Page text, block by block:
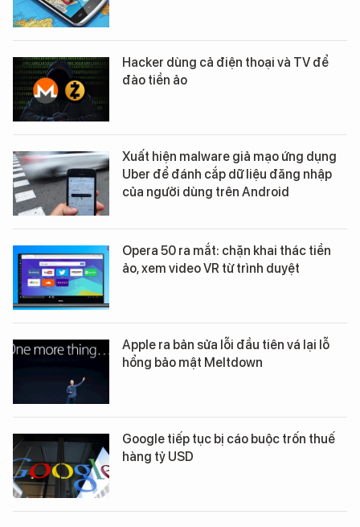
Hacker dùng cả điện thoại và TV để
đào tiền ảo
Xuất hiện malware giả mạo ứng dụng
Uber để đánh cắp dữ liệu đăng nhập
của người dùng trên Android
Opera 50 ra mắt: chặn khai thác tiền
ảo, xem video VR từ trình duyệt
Apple ra bản sửa lỗi đầu tiên vá lại lỗ
hổng bảo mật Meltdown
Google tiếp tục bị cáo buộc trốn thuế
hàng tỷ USD